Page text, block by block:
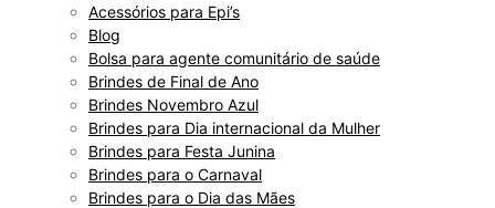
Acessórios para Epi’s
Blog
Bolsa para agente comunitário de saúde
Brindes de Final de Ano
Brindes Novembro Azul
Brindes para Dia internacional da Mulher
Brindes para Festa Junina
Brindes para o Carnaval
Brindes para o Dia das Mães